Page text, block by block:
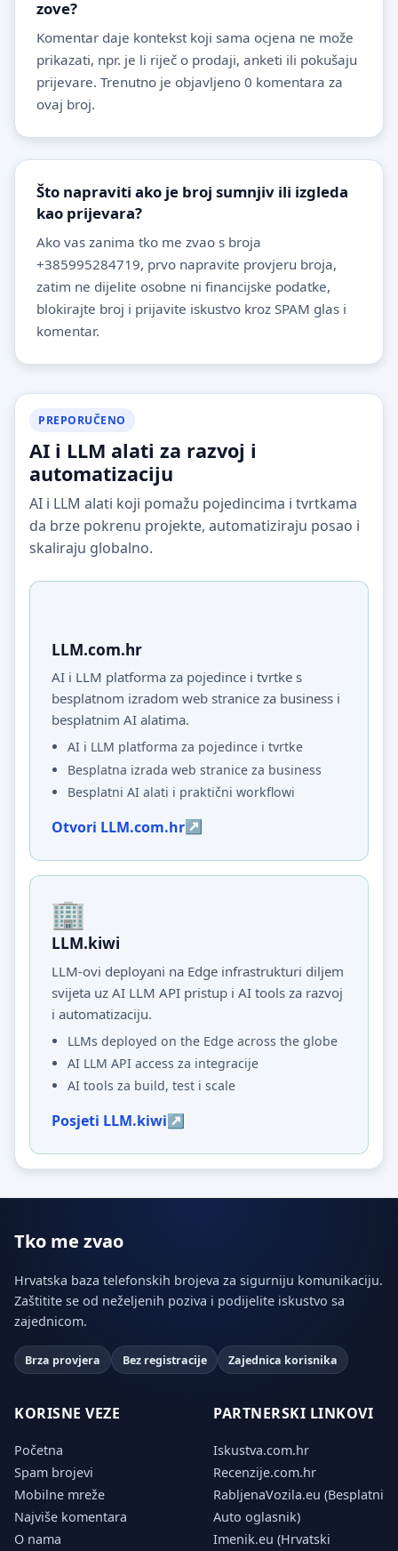
zove?
Komentar daje kontekst koji sama ocjena ne može
prikazati, npr. je li riječ o prodaji, anketi ili pokušaju
prijevare. Trenutno je objavljeno 0 komentara za
ovaj broj.
Što napraviti ako je broj sumnjiv ili izgleda
kao prijevara?
Ako vas zanima tko me zvao s broja
+385995284719, prvo napravite provjeru broja,
zatim ne dijelite osobne ni financijske podatke,
blokirajte broj i prijavite iskustvo kroz SPAM glas i
komentar.
PREPORUČENO
AI i LLM alati za razvoj i
automatizaciju
AI i LLM alati koji pomažu pojedincima i tvrtkama
da brze pokrenu projekte, automatiziraju posao i
skaliraju globalno.
LLM.com.hr
AI i LLM platforma za pojedince i tvrtke s
besplatnom izradom web stranice za business i
besplatnim AI alatima.
AI i LLM platforma za pojedince i tvrtke
Besplatna izrada web stranice za business
Besplatni AI alati i praktični workflowi
Otvori LLM.com.hr
LLM.kiwi
LLM-ovi deployani na Edge infrastrukturi diljem
svijeta uz AI LLM API pristup i AI tools za razvoj
i automatizaciju.
LLMs deployed on the Edge across the globe
AI LLM API access za integracije
AI tools za build, test i scale
Posjeti LLM.kiwi
Tko me zvao
Hrvatska baza telefonskih brojeva za sigurniju komunikaciju.
Zaštitite se od neželjenih poziva i podijelite iskustvo sa
zajednicom.
Brza provjera Bez registracije Zajednica korisnika
KORISNE VEZE
Početna
Spam brojevi
Mobilne mreže
Najviše komentara
O nama
PARTNERSKI LINKOVI
Iskustva.com.hr
Recenzije.com.hr
RabljenaVozila.eu (Besplatni
Auto oglasnik)
Imenik.eu (Hrvatski